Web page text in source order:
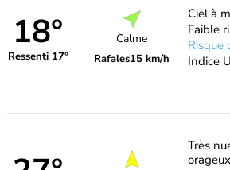
18°
Ressenti 17°
Calme
Rafales15 km/h
Ciel à
Faible
Risque
Indice
Très